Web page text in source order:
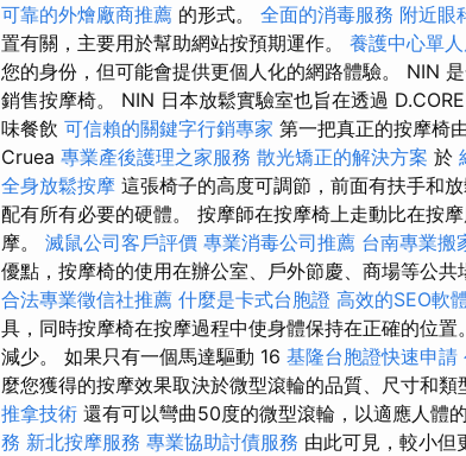
可靠的外燴廠商推薦 的形式。 全面的消毒服務 附近眼
置有關，主要用於幫助網站按預期運作。 養護中心單
您的身份，但可能會提供更個人化的網路體驗。 NIN
銷售按摩椅。 NIN 日本放鬆實驗室也旨在透過
味餐飲 可信賴的關鍵字行銷專家 第一把真正的按摩椅
Cruea 專業產後護理之家服務 散光矯正的解決方案 於
全身放鬆按摩 這張椅子的高度可調節，前面有扶手和放
配有所有必要的硬體。 按摩師在按摩椅上走動比在按
摩。 滅鼠公司客戶評價 專業消毒公司推薦 台南專業搬
優點，按摩椅的使用在辦公室、戶外節慶、商場等公共
合法專業徵信社推薦 什麼是卡式台胞證 高效的SEO軟
具，同時按摩椅在按摩過程中使身體保持在正確的位
減少。 如果只有一個馬達驅動 16 基隆台胞證快速申請
麼您獲得的按摩效果取決於微型滾輪的品質、尺寸和類
推拿技術 還有可以彎曲50度的微型滾輪，以適應人體
務 新北按摩服務 專業協助討債服務 由此可見，較小但